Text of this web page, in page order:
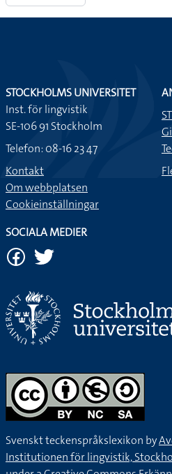
STOCKHOLMS UNIVERSITET
Inst. för lingvistik
SE-106 91 Stockholm
Telefon: 08-16 23 47
Kontakt
Om webbplatsen
Cookieinställningar
SOCIALA MEDIER
Svenskt teckenspråkslexikon by
Institutionen för lingvistik,